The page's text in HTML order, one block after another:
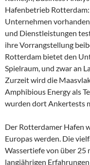
Hafenbetrieb
Unternehmen
und Dienstleistungen
ihre Vorrangstellung
Rotterdam bietet den
Spielraum, und zwar an
Zurzeit wird die
Amphibious Energy als
wurden dort Ankertests
Der Rotterdamer Hafen
Europas werden. Die
Wassertiefe von über 25
langjährigen